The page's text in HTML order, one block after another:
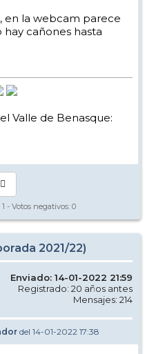
en la webcam parece
cañones hasta
Valle de Benasque:
1 - Votos negativos: 0
2021/22)
Enviado: 14-01-2022 21:59
Registrado: 20 años antes
Mensajes: 214
del 14-01-2022 17:38